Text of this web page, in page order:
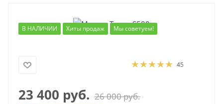
В НАЛИЧИИ Хиты продаж Мы советуем!
45
23 400 руб. 26 000руб.